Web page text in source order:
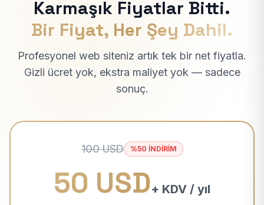
Karmaşık Fiyatlar Bitti.
Bir Fiyat, Her Şey Dahil.
Profesyonel web siteniz artık tek bir net fiyatla.
Gizli ücret yok, ekstra maliyet yok — sadece
sonuç.
100 USD %50 İNDİRİM
50 USD+ KDV / yıl